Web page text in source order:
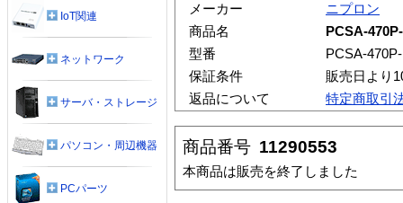
メーカー
ニプロン
商品名
PCSA-
型番
PCSA-
保証条件
販売日より
返品について
特定商取引
商品番号 11290553
本商品は販売を終了しました
IoT関連
ネットワーク
サーバ・ストレージ
パソコン・周辺機器
PCパーツ